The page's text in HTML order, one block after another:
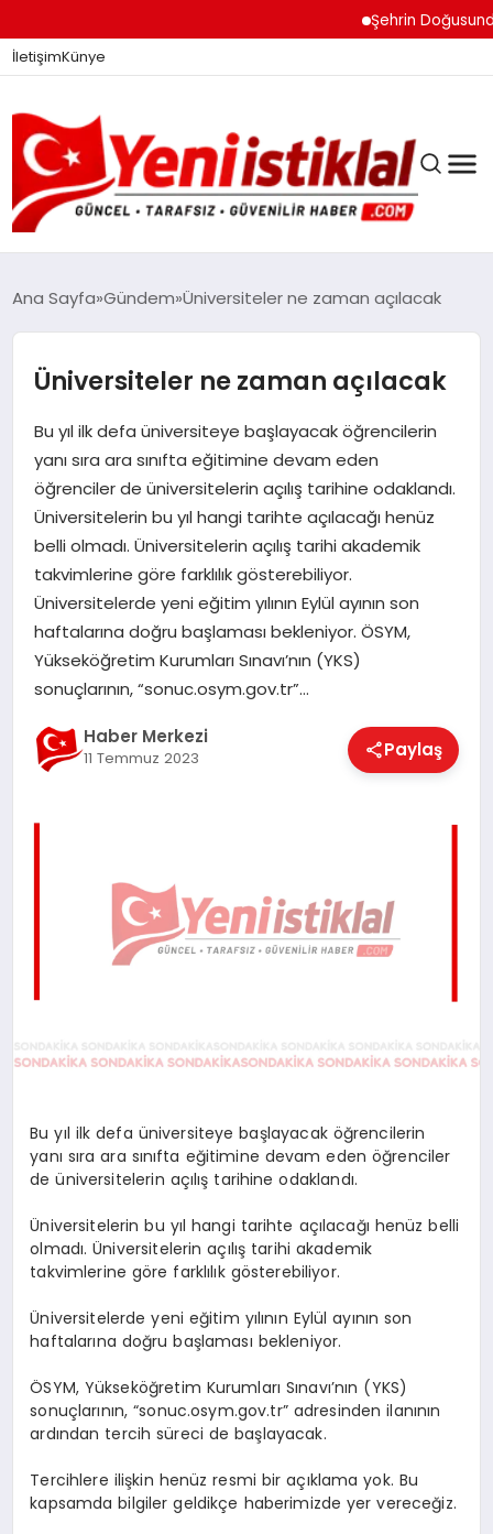
Şehrin
İletişimKünye
DÜNYA
EĞITIM
EKONOMI
MAGAZIN
SAĞLIK
Ana Sayfa Gündem Üniversiteler ne zaman açılacak
Üniversiteler ne zaman açılacak
Bu yıl ilk defa üniversiteye başlayacak öğrencilerin
yanı sıra ara sınıfta eğitimine devam eden
öğrenciler de üniversitelerin açılış tarihine odaklandı.
Üniversitelerin bu yıl hangi tarihte açılacağı henüz
belli olmadı. Üniversitelerin açılış tarihi akademik
takvimlerine göre farklılık gösterebiliyor.
Üniversitelerde yeni eğitim yılının Eylül ayının son
haftalarına doğru başlaması bekleniyor. ÖSYM,
Yükseköğretim Kurumları Sınavı’nın (YKS)
sonuçlarının, “sonuc.osym.gov.tr”…
Haber Merkezi
11 Temmuz 2023 Paylaş
Bu yıl ilk defa üniversiteye başlayacak öğrencilerin
yanı sıra ara sınıfta eğitimine devam eden öğrenciler
de üniversitelerin açılış tarihine odaklandı.
Üniversitelerin bu yıl hangi tarihte açılacağı henüz belli
olmadı. Üniversitelerin açılış tarihi akademik
takvimlerine göre farklılık gösterebiliyor.
Üniversitelerde yeni eğitim yılının Eylül ayının son
haftalarına doğru başlaması bekleniyor.
ÖSYM, Yükseköğretim Kurumları Sınavı’nın (YKS)
sonuçlarının, “sonuc.osym.gov.tr” adresinden ilanının
ardından tercih süreci de başlayacak.
Tercihlere ilişkin henüz resmi bir açıklama yok. Bu
kapsamda bilgiler geldikçe haberimizde yer vereceğiz.